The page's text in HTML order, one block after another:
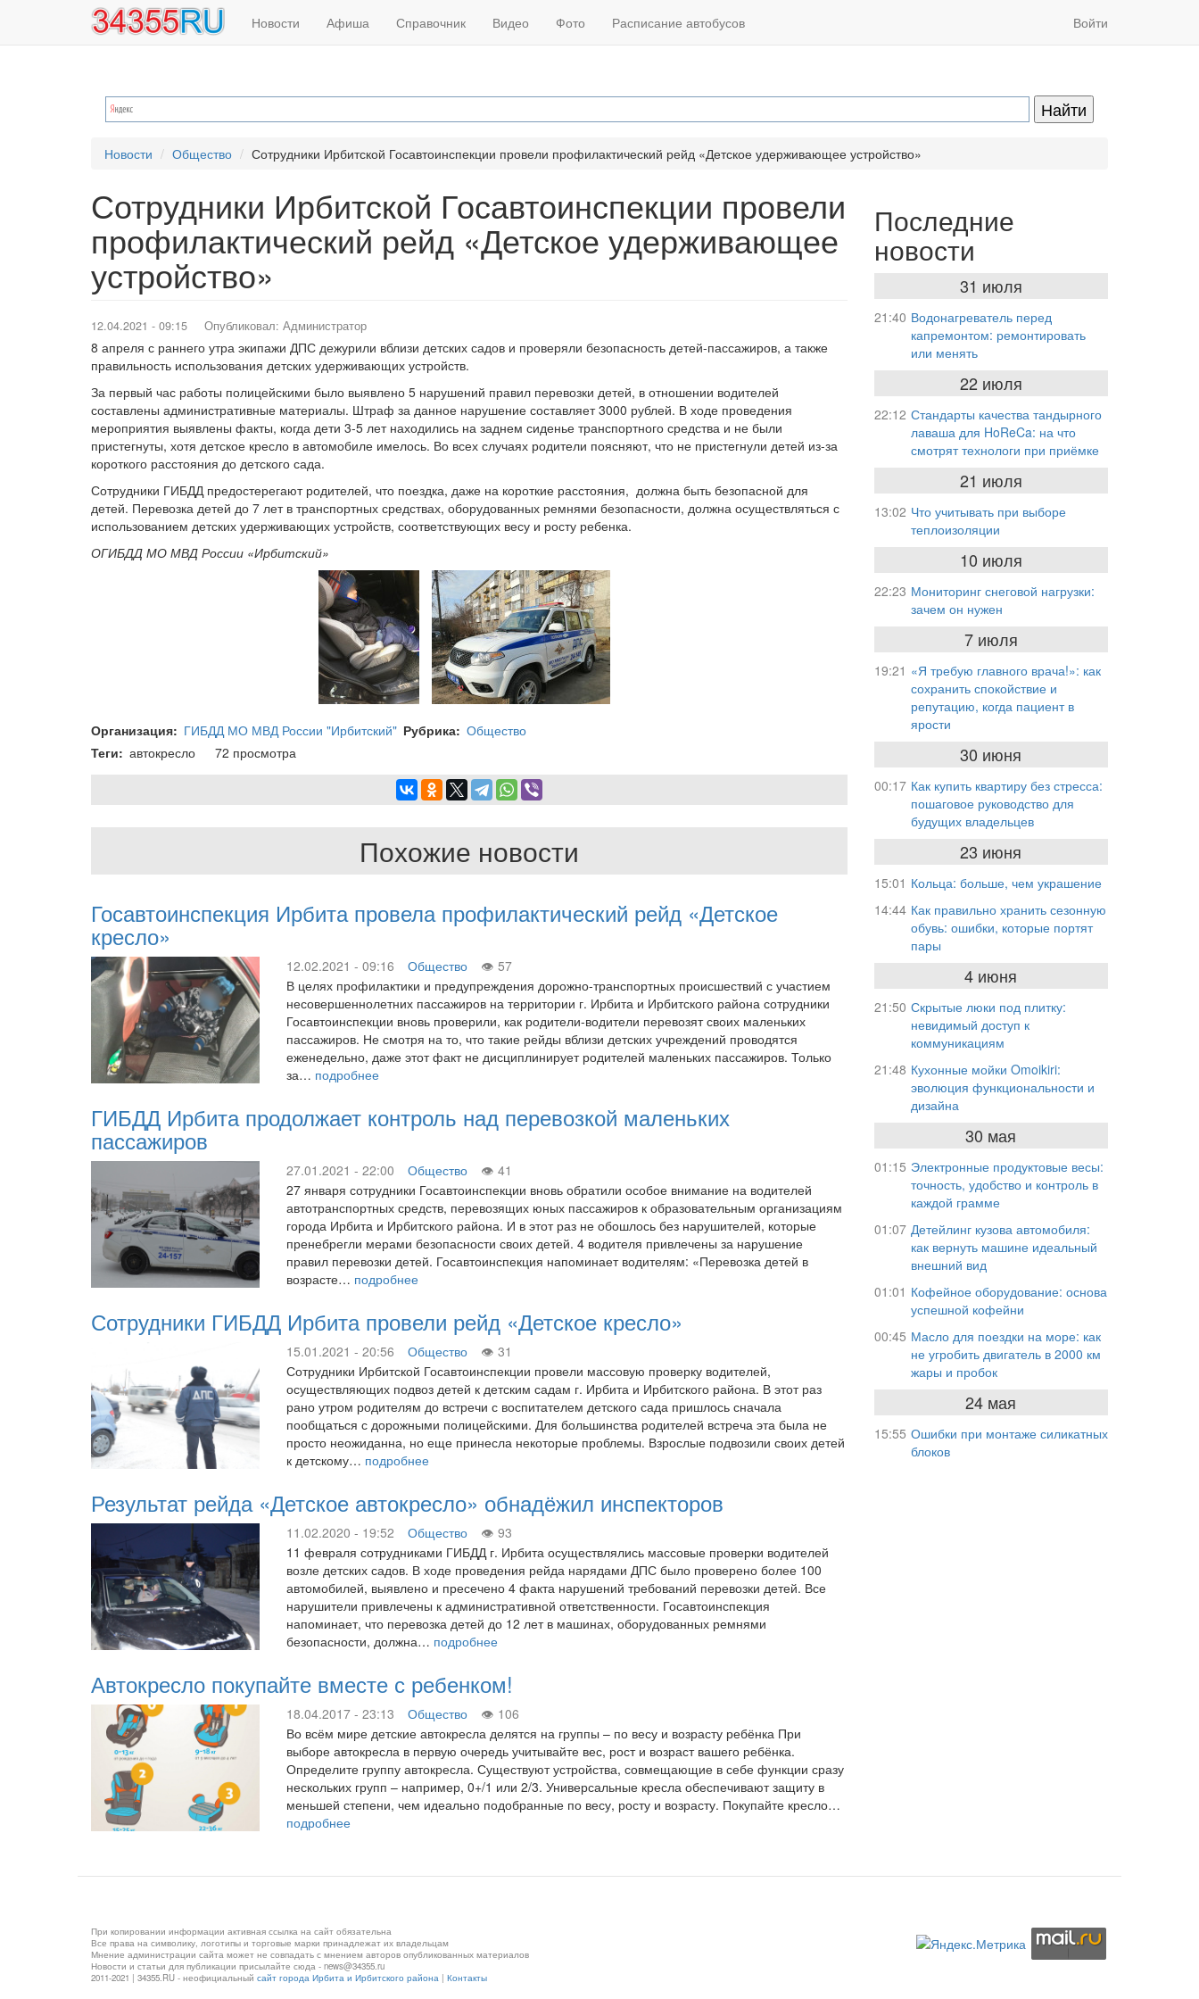
основному
Основная
навигация
Новости Афиша Справочник Видео Фото Расписание автобусов
Меню
учётной
пользователя
Войти
Новости Общество Сотрудники Ирбитской Госавтоинспекции провели профилактический рейд «Детское удерживающее устройство»
Сотрудники Ирбитской Госавтоинспекции провели
профилактический рейд «Детское удерживающее
устройство»
12.04.2021 - 09:15 Опубликовал: Администратор
8 апреля с раннего утра экипажи ДПС дежурили вблизи детских садов и проверяли безопасность детей-пассажиров, а также
правильность использования детских удерживающих устройств.
За первый час работы полицейскими было выявлено 5 нарушений правил перевозки детей, в отношении водителей
составлены административные материалы. Штраф за данное нарушение составляет 3000 рублей. В ходе проведения
мероприятия выявлены факты, когда дети 3-5 лет находились на заднем сиденье транспортного средства и не были
пристегнуты, хотя детское кресло в автомобиле имелось. Во всех случаях родители поясняют, что не пристегнули детей из-за
короткого расстояния до детского сада.
Сотрудники ГИБДД предостерегают родителей, что поездка, даже на короткие расстояния, должна быть безопасной для
детей. Перевозка детей до 7 лет в транспортных средствах, оборудованных ремнями безопасности, должна осуществляться с
использованием детских удерживающих устройств, соответствующих весу и росту ребенка.
ОГИБДД МО МВД России «Ирбитский»
Организация ГИБДД МО МВД России "Ирбитский" Рубрика Общество
Теги
автокресло 72 просмотра
Похожие новости
Госавтоинспекция Ирбита провела профилактический рейд «Детское
кресло»
12.02.2021 - 09:16 Общество
57
В целях профилактики и предупреждения дорожно-транспортных происшествий с участием
несовершеннолетних пассажиров на территории г. Ирбита и Ирбитского района сотрудники
Госавтоинспекции вновь проверили, как родители-водители перевозят своих маленьких
пассажиров. Не смотря на то, что такие рейды вблизи детских учреждений проводятся
еженедельно, даже этот факт не дисциплинирует родителей маленьких пассажиров. Только
за… подробнее
ГИБДД Ирбита продолжает контроль над перевозкой маленьких
пассажиров
27.01.2021 - 22:00 Общество
41
27 января сотрудники Госавтоинспекции вновь обратили особое внимание на водителей
автотранспортных средств, перевозящих юных пассажиров к образовательным организациям
города Ирбита и Ирбитского района. И в этот раз не обошлось без нарушителей, которые
пренебрегли мерами безопасности своих детей. 4 водителя привлечены за нарушение
правил перевозки детей. Госавтоинспекция напоминает водителям: «Перевозка детей в
возрасте… подробнее
Сотрудники ГИБДД Ирбита провели рейд «Детское кресло»
15.01.2021 - 20:56 Общество
31
Сотрудники Ирбитской Госавтоинспекции провели массовую проверку водителей,
осуществляющих подвоз детей к детским садам г. Ирбита и Ирбитского района. В этот раз
рано утром родителям до встречи с воспитателем детского сада пришлось сначала
пообщаться с дорожными полицейскими. Для большинства родителей встреча эта была не
просто неожиданна, но еще принесла некоторые проблемы. Взрослые подвозили своих детей
к детскому… подробнее
Результат рейда «Детское автокресло» обнадёжил инспекторов
11.02.2020 - 19:52 Общество
93
11 февраля сотрудниками ГИБДД г. Ирбита осуществлялись массовые проверки водителей
возле детских садов. В ходе проведения рейда нарядами ДПС было проверено более 100
автомобилей, выявлено и пресечено 4 факта нарушений требований перевозки детей. Все
нарушители привлечены к административной ответственности. Госавтоинспекция
напоминает, что перевозка детей до 12 лет в машинах, оборудованных ремнями
безопасности, должна… подробнее
Автокресло покупайте вместе с ребенком!
18.04.2017 - 23:13 Общество
106
Во всём мире детские автокресла делятся на группы – по весу и возрасту ребёнка При
выборе автокресла в первую очередь учитывайте вес, рост и возраст вашего ребёнка.
Определите группу автокресла. Существуют устройства, совмещающие в себе функции сразу
нескольких групп – например, 0+/1 или 2/3. Универсальные кресла обеспечивают защиту в
меньшей степени, чем идеально подобранные по весу, росту и возрасту. Покупайте кресло…
подробнее
Последние
новости
31 июля
21:40 Водонагреватель перед
капремонтом: ремонтировать
или менять
22 июля
22:12 Стандарты качества тандырного
лаваша для HoReCa: на что
смотрят технологи при приёмке
21 июля
13:02 Что учитывать при выборе
теплоизоляции
10 июля
22:23 Мониторинг снеговой нагрузки:
зачем он нужен
7 июля
19:21 «Я требую главного врача!»: как
сохранить спокойствие и
репутацию, когда пациент в
ярости
30 июня
00:17 Как купить квартиру без стресса:
пошаговое руководство для
будущих владельцев
23 июня
15:01 Кольца: больше, чем украшение
14:44 Как правильно хранить сезонную
обувь: ошибки, которые портят
пары
4 июня
21:50 Скрытые люки под плитку:
невидимый доступ к
коммуникациям
21:48 Кухонные мойки Omoikiri:
эволюция функциональности и
дизайна
30 мая
01:15 Электронные продуктовые весы:
точность, удобство и контроль в
каждой грамме
01:07 Детейлинг кузова автомобиля:
как вернуть машине идеальный
внешний вид
01:01 Кофейное оборудование: основа
успешной кофейни
00:45 Масло для поездки на море: как
не угробить двигатель в 2000 км
жары и пробок
24 мая
15:55 Ошибки при монтаже силикатных
блоков
При копировании информации активная ссылка на сайт обязательна
Все права на символику, логотипы и торговые марки принадлежат их владельцам
Мнение администрации сайта может не совпадать с мнением авторов опубликованных материалов
Новости и статьи для публикации присылайте сюда - news@34355.ru
2011-2021 | 34355.RU - неофициальный сайт города Ирбита и Ирбитского района | Контакты